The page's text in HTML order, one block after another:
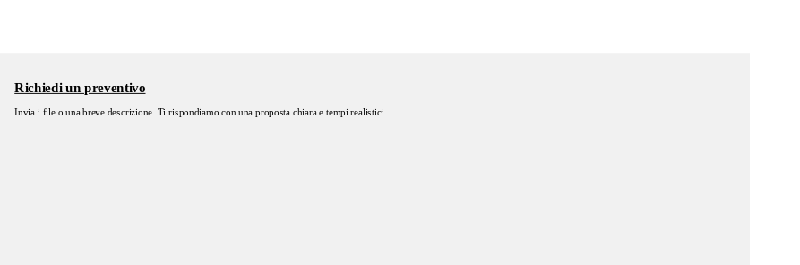
Richiedi un preventivo
Invia i file o una breve descrizione. Ti rispondiamo con una proposta chiara e tempi realistici.